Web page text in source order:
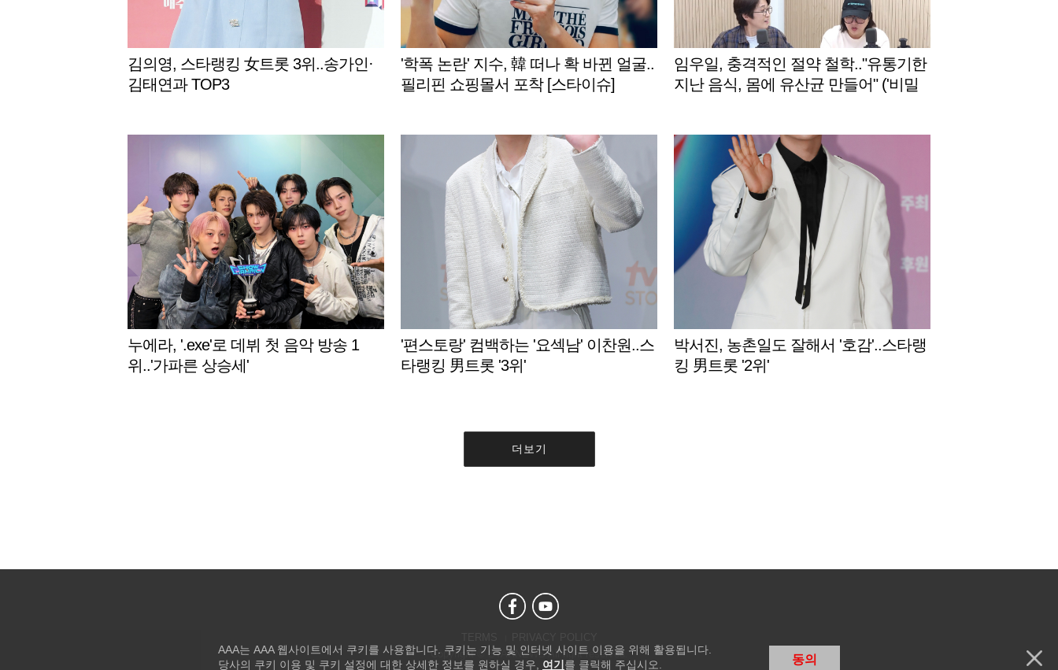
김의영, 스타랭킹 女트롯 3위..송가인·
김태연과 TOP3
'학폭 논란' 지수, 韓 떠나 확 바뀐 얼굴..
필리핀 쇼핑몰서 포착 [스타이슈]
임우일, 충격적인 절약 철학.."유통기한
지난 음식, 몸에 유산균 만들어" ('비밀
누에라, '.exe'로 데뷔 첫 음악 방송 1
위..'가파른 상승세'
'편스토랑' 컴백하는 '요섹남' 이찬원..스
타랭킹 男트롯 '3위'
박서진, 농촌일도 잘해서 '호감'..스타랭
킹 男트롯 '2위'
더보기
Copyright © STARNEWS All right reserved.
AAA는 AAA 웹사이트에서 쿠키를 사용합니다. 쿠키는 기능 및 인터넷 사이트 이용을 위해 활용됩니다.
당사의 쿠키 이용 및 쿠키 설정에 대한 상세한 정보를 원하실 경우, 여기 를 클릭해 주십시오. 동의